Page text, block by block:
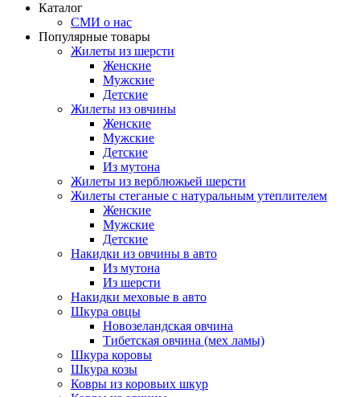
Каталог
СМИ о нас
Популярные товары
Жилеты из шерсти
Женские
Мужские
Детские
Жилеты из овчины
Женские
Мужские
Детские
Из мутона
Жилеты из верблюжьей шерсти
Жилеты стеганые с натуральным утеплителем
Женские
Мужские
Детские
Накидки из овчины в авто
Из мутона
Из шерсти
Накидки меховые в авто
Шкура овцы
Новозеландская овчина
Тибетская овчина (мех ламы)
Шкура коровы
Шкура козы
Ковры из коровьих шкур